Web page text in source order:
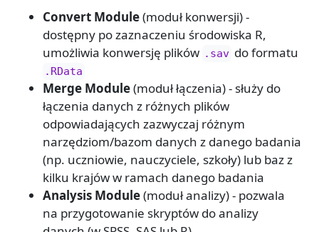
Convert Module(moduł konwersji) -
dostępny po zaznaczeniu środowiska R,
umożliwia konwersję plików .sav do formatu
.RData
Merge Module(moduł łączenia) - służy do
łączenia danych z różnych plików
odpowiadających zazwyczaj różnym
narzędziom/bazom danych z danego badania
(np. uczniowie, nauczyciele, szkoły) lub baz z
kilku krajów w ramach danego badania
Analysis Module(moduł analizy) - pozwala
na przygotowanie skryptów do analizy